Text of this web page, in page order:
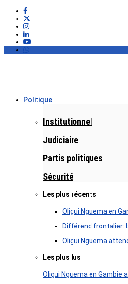
Politique
Institutionnel
Judiciaire
Partis politiques
Sécurité
Les plus récents
Oligui Nguema en
Différend frontalier:
Oligui Nguema
Les plus lus
Oligui Nguema en Gambie